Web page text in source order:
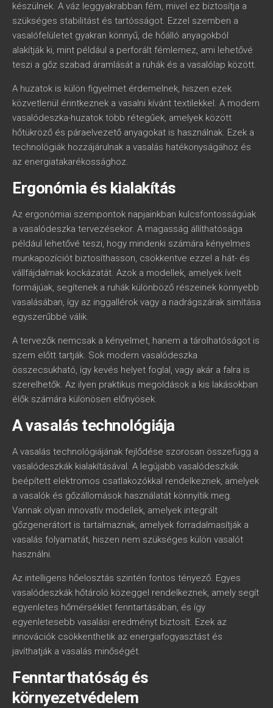
készülnek. A váz leggyakrabban fém, mivel ez biztosítja a
szükséges stabilitást és tartósságot. Ezzel szemben a
vasalófelületet gyakran könnyű, de hőálló anyagokból
alakítják ki, mint például a perforált fémlemez, ami lehetővé
teszi a gőz szabad áramlását a ruhák és a vasalólap között.
A huzatok is külön figyelmet érdemelnek, hiszen ezek
közvetlenül érintkeznek a vasalni kívánt textilekkel. A modern
vasalódeszka-huzatok több rétegűek, amelyek között
hőtükröző és páraelvezető anyagokat is használnak. Ezek a
technológiák hozzájárulnak a vasalás hatékonyságához és
az energiatakarékossághoz.
Ergonómia és kialakítás
Az ergonómiai szempontok napjainkban kulcsfontosságúak
a vasalódeszka tervezésekor. A magasság állíthatósága
például lehetővé teszi, hogy mindenki számára kényelmes
munkapozíciót biztosíthasson, csökkentve ezzel a hát- és
vállfájdalmak kockázatát. Azok a modellek, amelyek ívelt
formájúak, segítenek a ruhák különböző részeinek könnyebb
vasalásában, így az inggallérok vagy a nadrágszárak simítása
egyszerűbbé válik.
A tervezők nemcsak a kényelmet, hanem a tárolhatóságot is
szem előtt tartják. Sok modern vasalódeszka
összecsukható, így kevés helyet foglal, vagy akár a falra is
szerelhetők. Az ilyen praktikus megoldások a kis lakásokban
élők számára különösen előnyösek.
A vasalás technológiája
A vasalás technológiájának fejlődése szorosan összefügg a
vasalódeszkák kialakításával. A legújabb vasalódeszkák
beépített elektromos csatlakozókkal rendelkeznek, amelyek
a vasalók és gőzállomások használatát könnyítik meg.
Vannak olyan innovatív modellek, amelyek integrált
gőzgenerátort is tartalmaznak, amelyek forradalmasítják a
vasalás folyamatát, hiszen nem szükséges külön vasalót
használni.
Az intelligens hőelosztás szintén fontos tényező. Egyes
vasalódeszkák hőtároló közeggel rendelkeznek, amely segít
egyenletes hőmérséklet fenntartásában, és így
egyenletesebb vasalási eredményt biztosít. Ezek az
innovációk csökkenthetik az energiafogyasztást és
javíthatják a vasalás minőségét.
Fenntarthatóság és
környezetvédelem